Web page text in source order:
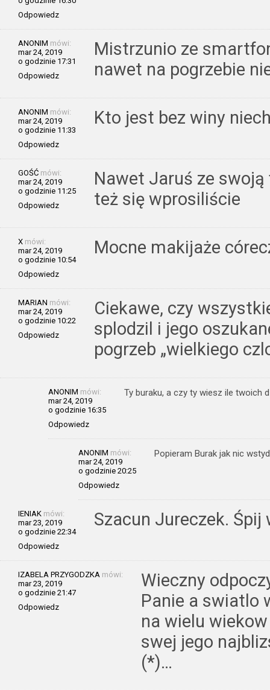
Odpowiedz
ANONIM mówi:
mar 24, 2019
o godzinie 17:31
Odpowiedz
Mistrzunio ze
nawet na pogrzebie
ANONIM mówi:
mar 24, 2019
o godzinie 11:33
Odpowiedz
Kto jest bez winy
GOŚĆ mówi:
mar 24, 2019
o godzinie 11:25
Odpowiedz
Nawet Jaruś ze
też się wprosiliście
X mówi:
mar 24, 2019
o godzinie 10:54
Odpowiedz
Mocne makijaże
MARIAN mówi:
mar 24, 2019
o godzinie 10:22
Odpowiedz
Ciekawe, czy
splodzil i jego
pogrzeb „wielkiego
ANONIM mówi:
mar 24, 2019
o godzinie 16:35
Odpowiedz
Ty buraku, a czy ty wiesz ile twoich
ANONIM mówi:
mar 24, 2019
o godzinie 20:25
Odpowiedz
Popieram Burak jak nic wstyd
IENIAK mówi:
mar 23, 2019
o godzinie 22:34
Odpowiedz
Szacun Jureczek.
IZABELA PRZYGODZKA mówi:
mar 23, 2019
o godzinie 21:47
Odpowiedz
Wieczny
Panie a swiatlo
na wielu
swej jego
(*)…